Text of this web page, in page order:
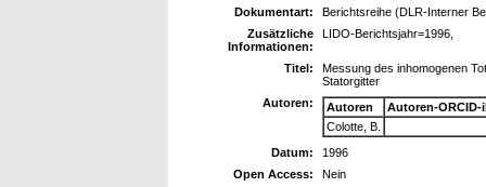
Dokumentart:
Berichtsreihe (DLR-Interner
Zusätzliche
Informationen:
LIDO-Berichtsjahr=1996,
Titel:
Messung des inhomogenen
Statorgitter
Autoren:
Autoren
Autoren-ORCID-
Colotte, B.
Datum:
1996
Open Access:
Nein